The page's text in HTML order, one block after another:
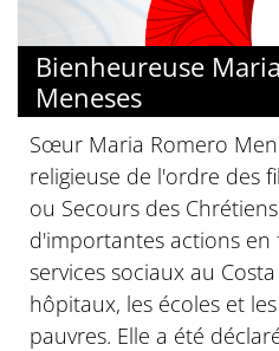
Bienheureuse
Meneses
Sœur Maria Romero
religieuse de l'ordre des
ou Secours des
d'importantes actions
services sociaux au
hôpitaux, les écoles et
pauvres. Elle a été